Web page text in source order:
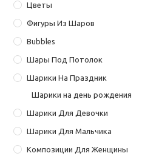
Цветы
Фигуры Из Шаров
Bubbles
Шары Под Потолок
Шарики На Праздник
Шарики на день рождения
Шарики Для Девочки
Шарики Для Мальчика
Композиции Для Женщины